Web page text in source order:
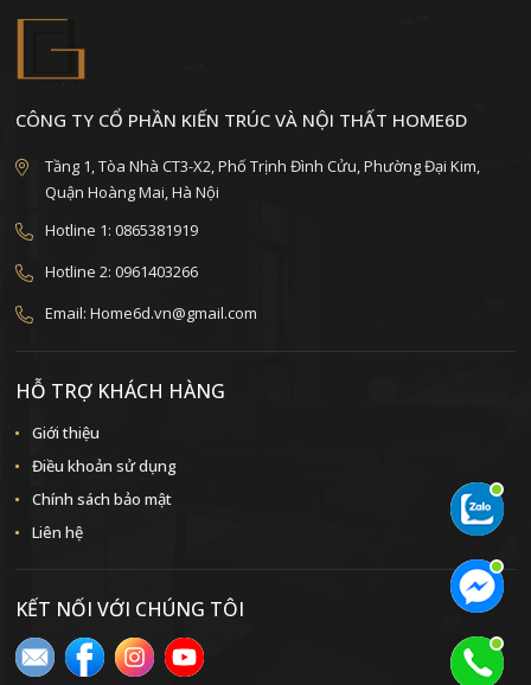
CÔNG TY CỔ PHẦN KIẾN TRÚC VÀ NỘI THẤT HOME6D
Tầng 1, Tòa Nhà CT3-X2, Phố Trịnh Đình Cửu, Phường Đại Kim,
Quận Hoàng Mai, Hà Nội
Hotline 1: 0865381919
Hotline 2: 0961403266
Email: Home6d.vn@gmail.com
HỖ TRỢ KHÁCH HÀNG
Giới thiệu
Điều khoản sử dụng
Chính sách bảo mật
Liên hệ
KẾT NỐI VỚI CHÚNG TÔI